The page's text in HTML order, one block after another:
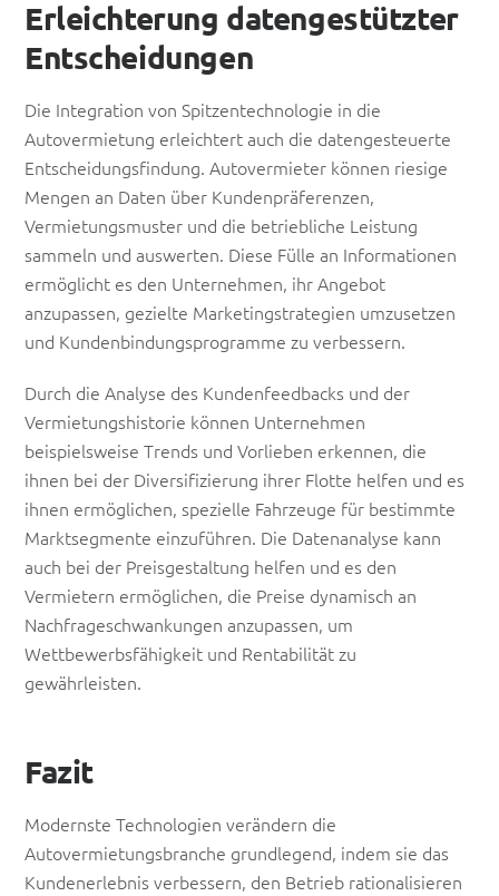
Erleichterung datengestützter
Entscheidungen
Die Integration von Spitzentechnologie in die
Autovermietung erleichtert auch die datengesteuerte
Entscheidungsfindung. Autovermieter können riesige
Mengen an Daten über Kundenpräferenzen,
Vermietungsmuster und die betriebliche Leistung
sammeln und auswerten. Diese Fülle an Informationen
ermöglicht es den Unternehmen, ihr Angebot
anzupassen, gezielte Marketingstrategien umzusetzen
und Kundenbindungsprogramme zu verbessern.
Durch die Analyse des Kundenfeedbacks und der
Vermietungshistorie können Unternehmen
beispielsweise Trends und Vorlieben erkennen, die
ihnen bei der Diversifizierung ihrer Flotte helfen und es
ihnen ermöglichen, spezielle Fahrzeuge für bestimmte
Marktsegmente einzuführen. Die Datenanalyse kann
auch bei der Preisgestaltung helfen und es den
Vermietern ermöglichen, die Preise dynamisch an
Nachfrageschwankungen anzupassen, um
Wettbewerbsfähigkeit und Rentabilität zu
gewährleisten.
Fazit
Modernste Technologien verändern die
Autovermietungsbranche grundlegend, indem sie das
Kundenerlebnis verbessern, den Betrieb rationalisieren